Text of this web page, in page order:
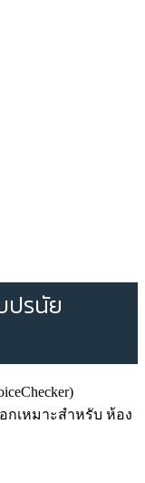
ปรนัย
กเหมาะสำหรับ ห้อง